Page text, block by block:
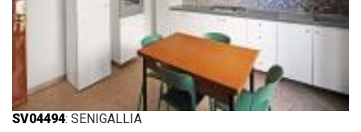
SV04494: SENIGALLIA